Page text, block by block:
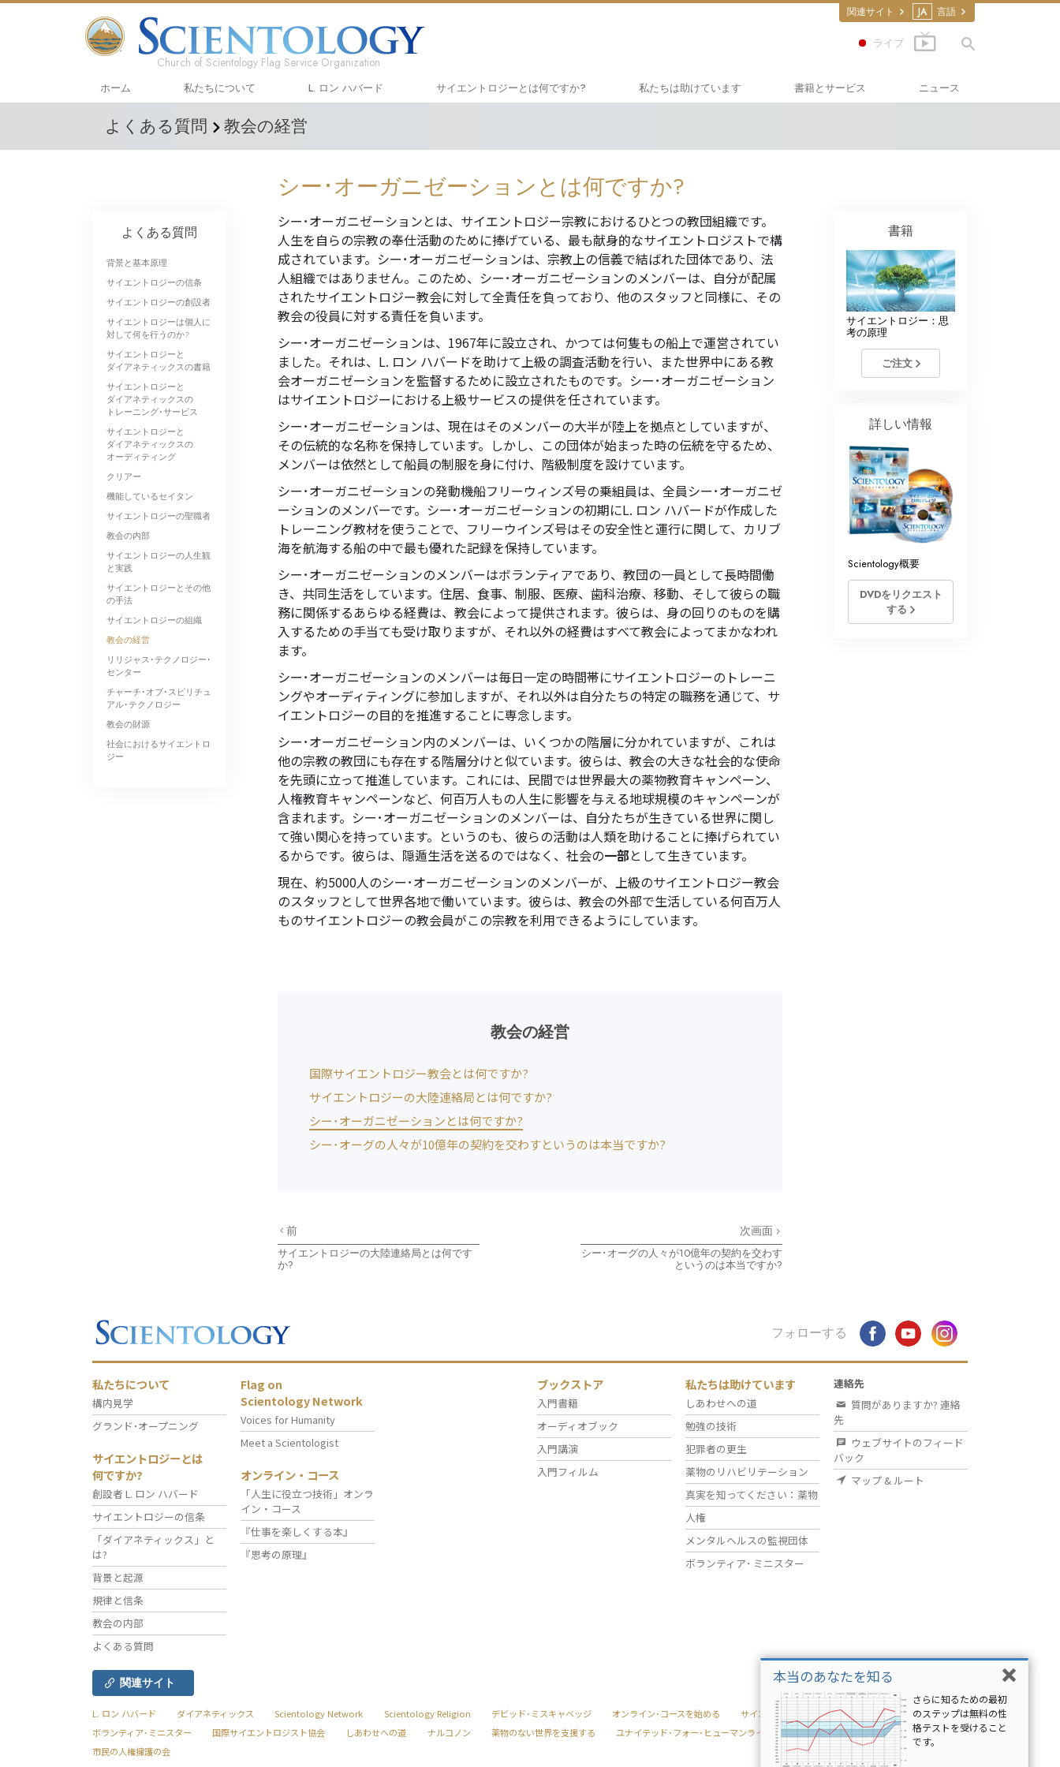
関連サイト JA 言語
Church of Scientology Flag Service Organization
ライブ
ホーム 私たちについて L. ロン ハバード サイエントロジーとは何ですか?
サイエントロジストたちが語るサイエ
ントロジー
サイエントロジストに会いましょう
教会の内部
サイエントロジーの基本原理
ダイアネティックスの紹介
愛と憎しみ ―
偉大さとは何か?
私たちは助けています
クリミノン
ナルコノン
真実を知ってください：薬物
ユナイテッド･フォー･ヒューマンライ
ツ
サイエントロジー･ボランティア･ミニ
スター
書籍とサービス
入門フィルム
初級のサービス
ニュース
よくある質問 教会の経営
シー･オーガニゼーションとは何ですか?
シー･オーガニゼーションとは、サイエントロジー宗教におけるひとつの教団組織です。
人生を自らの宗教の奉仕活動のために捧げている、最も献身的なサイエントロジストで構
成されています。シー･オーガニゼーションは、宗教上の信義で結ばれた団体であり、法
人組織ではありません。このため、シー･オーガニゼーションのメンバーは、自分が配属
されたサイエントロジー教会に対して全責任を負っており、他のスタッフと同様に、その
教会の役員に対する責任を負います。
シー･オーガニゼーションは、1967年に設立され、かつては何隻もの船上で運営されてい
ました。それは、L. ロン ハバードを助けて上級の調査活動を行い、また世界中にある教
会オーガニゼーションを監督するために設立されたものです。シー･オーガニゼーション
はサイエントロジーにおける上級サービスの提供を任されています。
シー･オーガニゼーションは、現在はそのメンバーの大半が陸上を拠点としていますが、
その伝統的な名称を保持しています。しかし、この団体が始まった時の伝統を守るため、
メンバーは依然として船員の制服を身に付け、階級制度を設けています。
シー･オーガニゼーションの発動機船フリーウィンズ号の乗組員は、全員シー･オーガニゼ
ーションのメンバーです。 シー･オーガニゼーションの初期にL. ロン ハバードが作成した
トレーニング教材を使うことで、フリーウインズ号はその安全性と運行に関して、カリブ
海を航海する船の中で最も優れた記録を保持しています。
シー･オーガニゼーションのメンバーはボランティアであり、教団の一員として長時間働
き、共同生活をしています。住居、食事、制服、医療、歯科治療、移動、そして彼らの職
務に関係するあらゆる経費は、教会によって提供されます。彼らは、身の回りのものを購
入するための手当ても受け取りますが、それ以外の経費はすべて教会によってまかなわれ
ます。
シー･オーガニゼーションのメンバーは毎日一定の時間帯にサイエントロジーのトレーニ
ングやオーディティングに参加しますが、それ以外は自分たちの特定の職務を通じて、サ
イエントロジーの目的を推進することに専念します。
シー･オーガニゼーション内のメンバーは、いくつかの階層に分かれていますが、これは
他の宗教の教団にも存在する階層分けと似ています。彼らは、教会の大きな社会的な使命
を先頭に立って推進しています。これには、民間では世界最大の薬物教育キャンペーン、
人権教育キャンペーンなど、何百万人もの人生に影響を与える地球規模のキャンペーンが
含まれます。シー･オーガニゼーションのメンバーは、自分たちが生きている世界に関し
て強い関心を持っています。というのも、彼らの活動は人類を助けることに捧げられてい
るからです。彼らは、隠遁生活を送るのではなく、社会の一部として生きています。
現在、約5000人のシー･オーガニゼーションのメンバーが、上級のサイエントロジー教会
のスタッフとして世界各地で働いています。彼らは、教会の外部で生活している何百万人
ものサイエントロジーの教会員がこの宗教を利用できるようにしています。
教会の経営
国際サイエントロジー教会とは何ですか?
サイエントロジーの大陸連絡局とは何ですか?
シー･オーガニゼーションとは何ですか?
シー･オーグの人々が10億年の契約を交わすというのは本当ですか?
前
サイエントロジーの大陸連絡局とは何です
か?
次画面
シー･オーグの人々が10億年の契約を交わす
というのは本当ですか?
よくある質問
背景と基本原理
サイエントロジーの信条
サイエントロジーの創設者
サイエントロジーは個人に
対して何を行うのか?
サイエントロジーと
ダイアネティックスの書籍
サイエントロジーと
ダイアネティックスの
トレーニング･サービス
サイエントロジーと
ダイアネティックスの
オーディティング
クリアー
機能しているセイタン
サイエントロジーの聖職者
教会の内部
サイエントロジーの人生観
と実践
サイエントロジーとその他
の手法
サイエントロジーの組織
教会の経営
リリジャス･テクノロジー･
センター
チャーチ･オブ･スピリチュ
アル･テクノロジー
教会の財源
社会におけるサイエントロ
ジー
書籍
サイエントロジー：思
考の原理
ご注文
詳しい情報
Scientology概要
DVDをリクエスト
する
本当のあなたを知る
さらに知るための最初
のステップは無料の性
格テストを受けること
です。
フォローする
私たちについて
構内見学
グランド･オープニング
サイエントロジーとは
何ですか?
創設者 L. ロン ハバード
サイエントロジーの信条
「ダイアネティックス」と
は?
背景と起源
規律と信条
教会の内部
よくある質問
Flag on
Scientology Network
Voices for Humanity
Meet a Scientologist
オンライン・コース
「人生に役立つ技術」オンラ
イン・コース
『仕事を楽しくする本』
『思考の原理』
ブックストア
入門書籍
オーディオブック
入門講演
入門フィルム
私たちは助けています
しあわせへの道
勉強の技術
犯罪者の更生
薬物のリハビリテーション
真実を知ってください：薬物
人権
メンタルヘルスの監視団体
ボランティア･ ミニスター
連絡先
質問がありますか? 連絡
先
ウェブサイトのフィード
バック
マップ & ルート
関連サイト
L. ロン ハバード ダイアネティックス Scientology Network Scientology Religion デビッド･ミスキャベッジ オンライン･コースを始める
サイエントロジー･
ボランティア･ミニスター
国際サイエントロジスト協会 しあわせへの道 ナルコノン 薬物のない世界を支援する ユナイテッド･フォー･ヒューマンライツ
ユース･フォー･ヒューマンライツ
市民の人権擁護の会